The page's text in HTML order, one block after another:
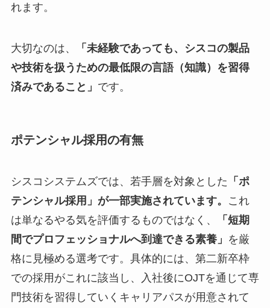
れます。
大切なのは、
「未経験であっても、シスコの製品
や技術を扱うための最低限の言語（知識）を習得
済みであること」 です。
ポテンシャル採用の有無
シスコシステムズでは、若手層を対象とした 「ポ
テンシャル採用」が一部実施されています。
これ
は単なるやる気を評価するものではなく、
「短期
間でプロフェッショナルへ到達できる素養」 を厳
格に見極める選考です。具体的には、第二新卒枠
での採用がこれに該当し、入社後にOJTを通じて専
門技術を習得していくキャリアパスが用意されて